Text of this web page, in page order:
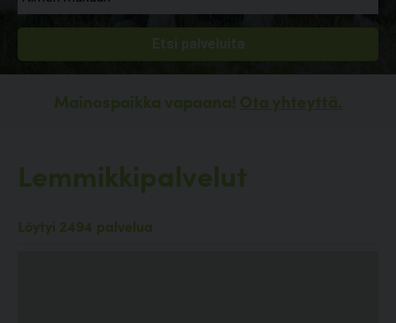
Mainospaikka vapaana! Ota yhteyttä.
Lemmikkipalvelut
Löytyi 2494 palvelua